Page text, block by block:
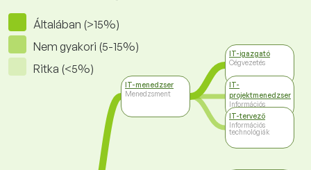
Általában (>15%)
Nem gyakori (5-15%)
Ritka (<5%)
IT-menedzser
Menedzsment
IT-igazgató
Cégvezetés
IT-
projektmenedzser
Információs
technológiák
IT-tervező
Információs
technológiák